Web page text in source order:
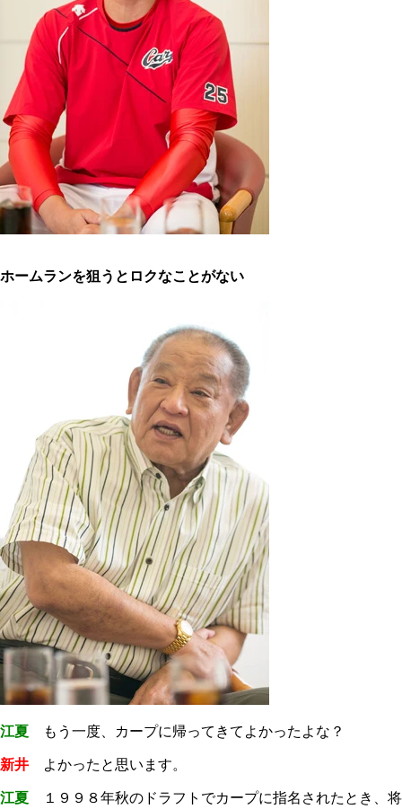
ホームランを狙うとロクなことがない
江夏 もう一度、カープに帰ってきてよかったよな？
新井 よかったと思います。
江夏 １９９８年秋のドラフトでカープに指名されたとき、将